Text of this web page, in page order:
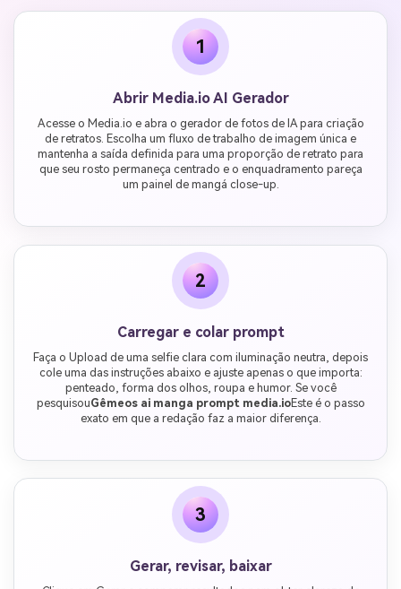
1
Abrir Media.io AI Gerador
Acesse o Media.io e abra o gerador de fotos de IA para criação
de retratos. Escolha um fluxo de trabalho de imagem única e
mantenha a saída definida para uma proporção de retrato para
que seu rosto permaneça centrado e o enquadramento pareça
um painel de mangá close-up.
2
Carregar e colar prompt
Faça o Upload de uma selfie clara com iluminação neutra, depois
cole uma das instruções abaixo e ajuste apenas o que importa:
penteado, forma dos olhos, roupa e humor. Se você
pesquisouGêmeos ai manga prompt media.ioEste é o passo
exato em que a redação faz a maior diferença.
3
Gerar, revisar, baixar